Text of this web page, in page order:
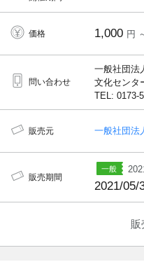
価格 1,000 円
問い合わせ
一般社団法
文化センタ
TEL: 0173-
販売元 一般社団法
販売期間
2021/05/
販